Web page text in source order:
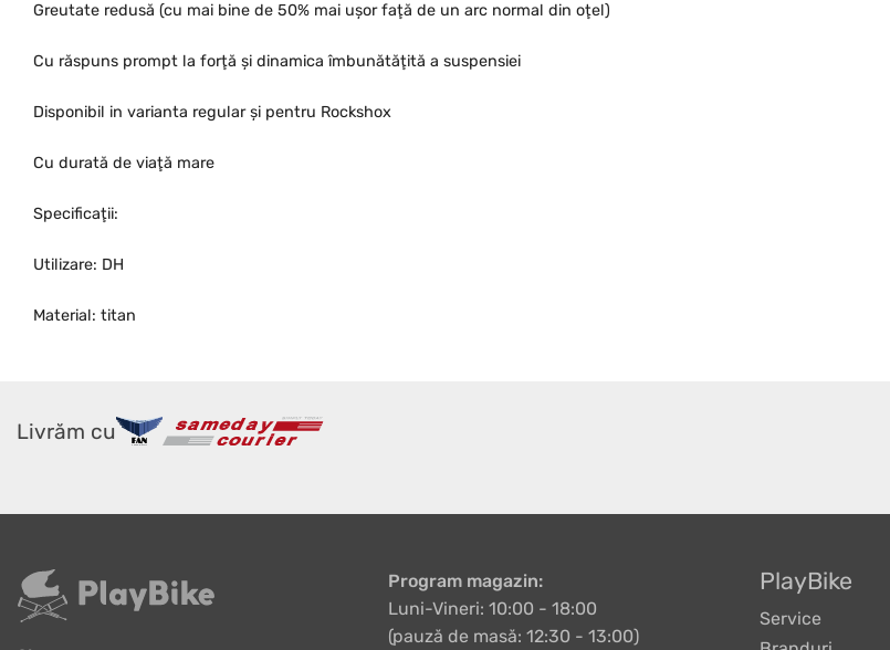
Greutate redusă (cu mai bine de 50% mai uşor faţă de un arc normal din oţel)
Cu răspuns prompt la forţă şi dinamica îmbunătăţită a suspensiei
Disponibil in varianta regular şi pentru Rockshox
Cu durată de viaţă mare
Specificaţii:
Utilizare: DH
Material: titan
Livrăm cu
Program magazin:
Luni-Vineri: 10:00 - 18:00
(pauză de masă: 12:30 - 13:00)
PlayBike
Service